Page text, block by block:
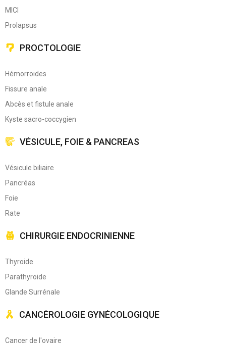
MICI
Prolapsus
PROCTOLOGIE
Hémorroides
Fissure anale
Abcès et fistule anale
Kyste sacro-coccygien
VÉSICULE, FOIE & PANCREAS
Vésicule biliaire
Pancréas
Foie
Rate
CHIRURGIE ENDOCRINIENNE
Thyroide
Parathyroide
Glande Surrénale
CANCÉROLOGIE GYNÉCOLOGIQUE
Cancer de l'ovaire